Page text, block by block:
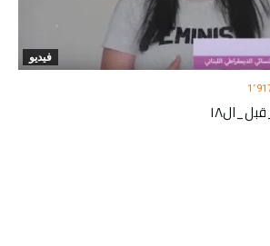
فيديو